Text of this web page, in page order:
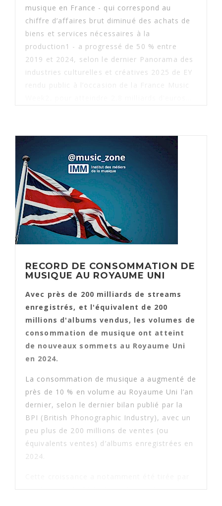
musique en France - qui correspond au
chiffre d’affaires brut diminué des achats de
biens et services nécessaires à la
production1 - a progressé de 50 % entre
2019 et 2024, selon le dernier Panorama des
industries culturelles et créatives 2025 de EY
RECORD DE CONSOMMATION DE
MUSIQUE AU ROYAUME UNI
Avec près de 200 milliards de streams
enregistrés, et l'équivalent de 200
millions d'albums vendus, les volumes de
consommation de musique ont atteint
de nouveaux sommets au Royaume Uni
en 2024.
La consommation de musique a augmenté de
près de 10 % en volume au Royaume Uni l’an
dernier, selon le dernier bilan publié par la
BPI (British Phonographic Industry), avec un
peu plus de 200 millions de ventes (ou
équivalents ventes) d’albums enregistrées en
2024.